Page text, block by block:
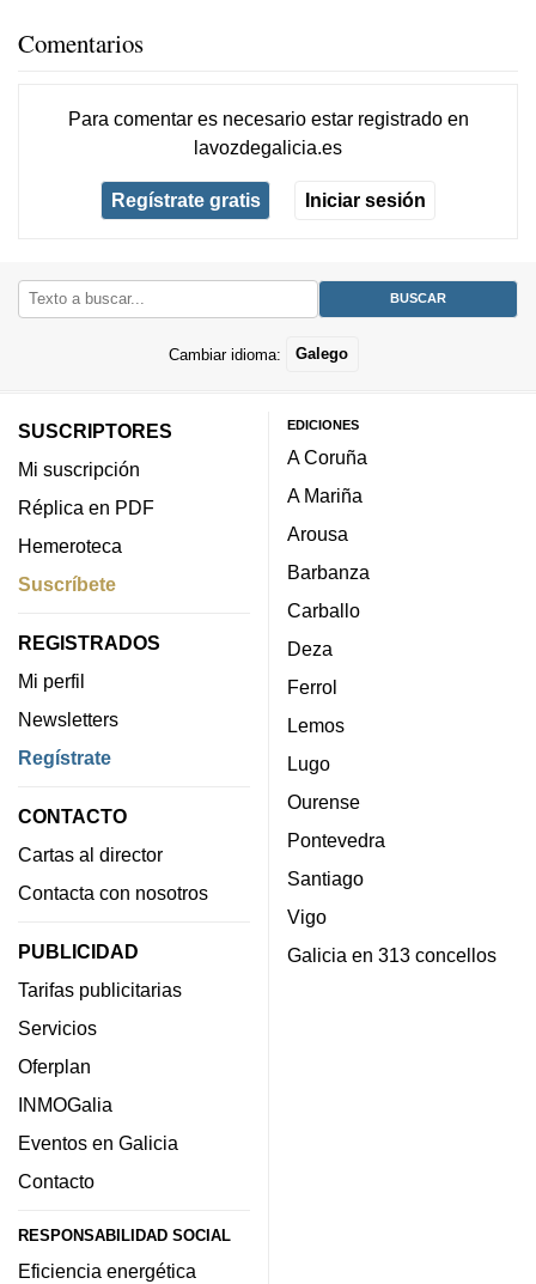
Comentarios
Para comentar es necesario estar registradoen
lavozdegalicia.es
Regístrate gratis Iniciar sesión
Cambiar idioma: Galego
SUSCRIPTORES
Mi suscripción
Réplica en PDF
Hemeroteca
Suscríbete
REGISTRADOS
Mi perfil
Newsletters
Regístrate
CONTACTO
Cartas al director
Contacta con nosotros
PUBLICIDAD
Tarifas publicitarias
Servicios
Oferplan
INMOGalia
Eventos en Galicia
Contacto
RESPONSABILIDAD SOCIAL
Eficiencia energética
EDICIONES
A Coruña
A Mariña
Arousa
Barbanza
Carballo
Deza
Ferrol
Lemos
Lugo
Ourense
Pontevedra
Santiago
Vigo
Galicia en 313 concellos